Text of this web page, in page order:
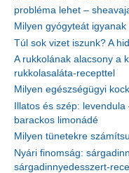
probléma lehet –
Milyen gyógyteát
Túl sok vizet iszunk? A
A rukkolának alacsony a
rukkolasaláta-recepttel
Milyen egészségügyi
Illatos és szép:
barackos limonádé
Milyen tünetekre
Nyári finomság:
sárgadinnyedesszert-